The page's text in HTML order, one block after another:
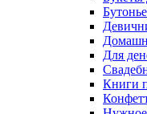
Для
Книги